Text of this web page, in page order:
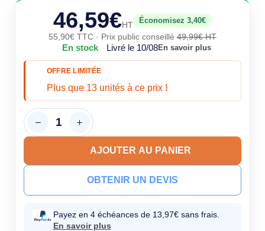
46,59€HT
Économisez 3,40€
55,90€ TTC · Prix public conseillé 49,99€ HT
En stock Livré le 10/08En savoir plus
OFFRE LIMITÉE
Plus que 13 unités à ce prix !
AJOUTER AU PANIER
OBTENIR UN DEVIS
Payez en 4 échéances de 13,97€ sans frais.
En savoir plus